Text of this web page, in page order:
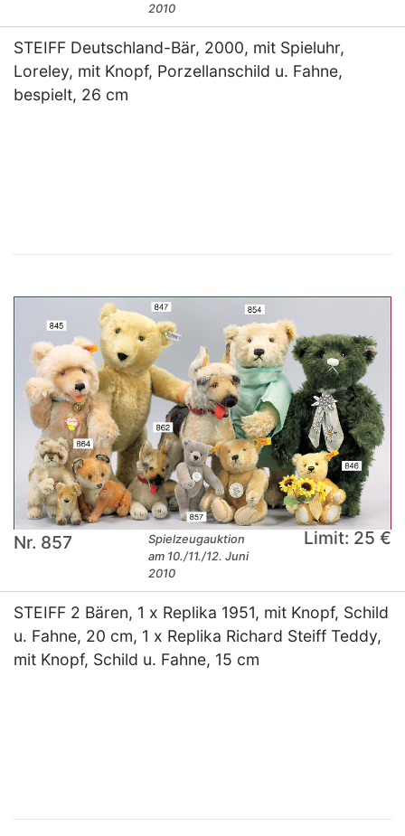
2010
STEIFF Deutschland-Bär, 2000, mit Spieluhr,
Loreley, mit Knopf, Porzellanschild u. Fahne,
bespielt, 26 cm
Nr. 857
Spielzeugauktion
am 10./11./12. Juni
2010
Limit: 25 €
STEIFF 2 Bären, 1 x Replika 1951, mit Knopf, Schild
u. Fahne, 20 cm, 1 x Replika Richard Steiff Teddy,
mit Knopf, Schild u. Fahne, 15 cm